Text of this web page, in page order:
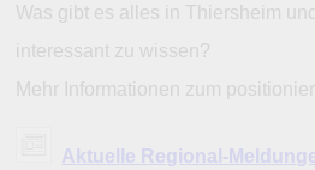
Was gibt es alles in Thiersheim
interessant zu wissen?
Mehr Informationen zum
Aktuelle Regional-